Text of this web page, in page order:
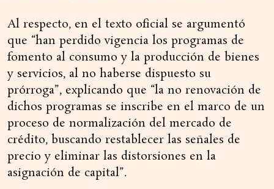
Al respecto, en el texto oficial se argumentó
que “han perdido vigencia los programas de
fomento al consumo y la producción de bienes
y servicios, al no haberse dispuesto su
prórroga”, explicando que “la no renovación de
dichos programas se inscribe en el marco de un
proceso de normalización del mercado de
crédito, buscando restablecer las señales de
precio y eliminar las distorsiones en la
asignación de capital”.